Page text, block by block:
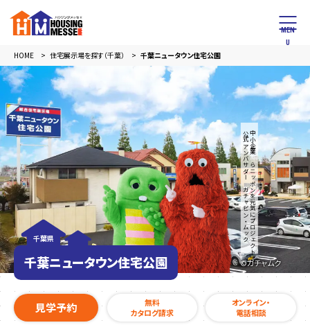
HOME 住宅展示場を探す（千葉） 千葉ニュータウン住宅公園
「中小企業からニッポンを元気にプロジェクト」
公式アンバサダー ガチャピン・ムック
©︎ガチャムク
見学予約
無料
カタログ請求
オンライン・
電話相談
千葉県
千葉ニュータウン住宅公園